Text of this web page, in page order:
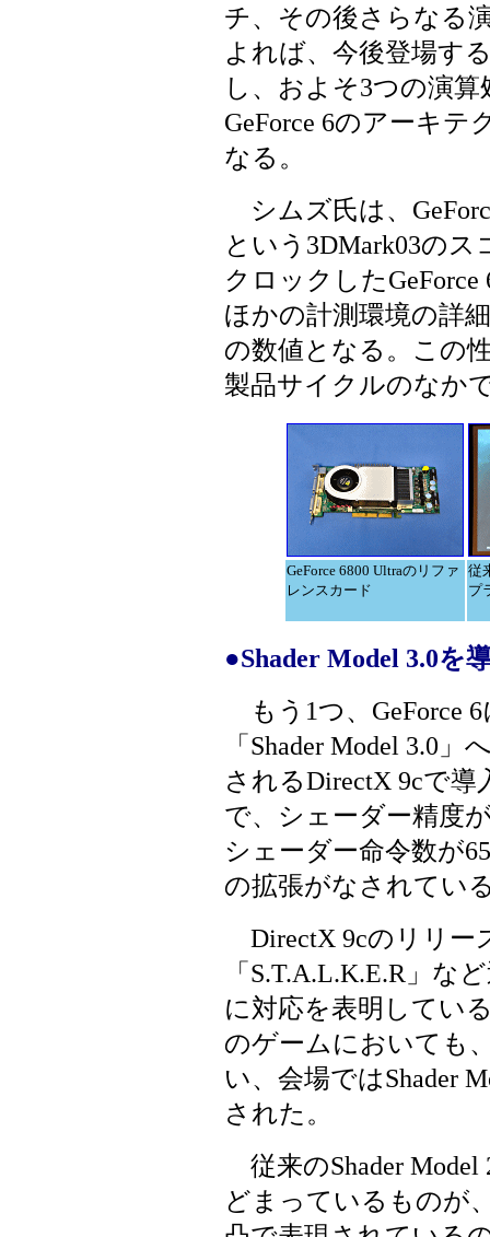
チ、その後さらなる
よれば、今後登場す
し、およそ3つの演
GeForce 6のアーキ
なる。
シムズ氏は、
という3DMark03の
クロックした
ほかの計測環境の詳
の数値となる。この
製品サイクルのなか
GeForce 6800 Ultraのリファ
レンスカード
従
プ
●Shader Model 3.0を
もう1つ、GeForce
「Shader Model 3.0
されるDirectX 9cで
で、シェーダー精度
シェーダー命令数が
の拡張がなされてい
DirectX 9cのリリー
「S.T.A.L.K.E.R」な
に対応を表明してい
のゲームにおいても
い、会場ではShader
された。
従来のShader
どまっているものが